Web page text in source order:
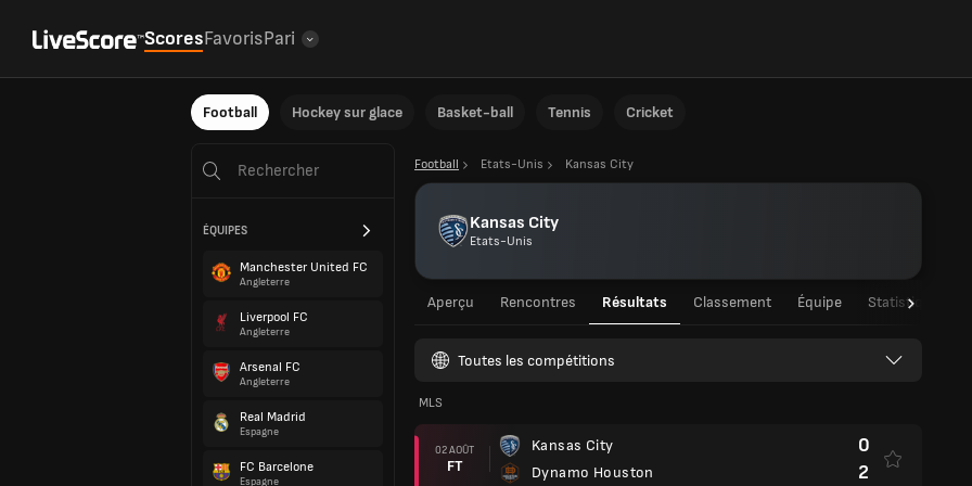
ScoresFavorisPari
Football Hockey sur glace Basket-ball Tennis Cricket
ÉQUIPES
Manchester United FC
Angleterre
Liverpool FC
Angleterre
Arsenal FC
Angleterre
Real Madrid
Espagne
FC Barcelone
Espagne
Football Etats-Unis Kansas City
Kansas City
Etats-Unis
Aperçu Rencontres Résultats Classement Équipe Statistiques des
Toutes les compétitions
MLS
02 AOÛT
FT
Kansas City
Dynamo Houston
0
2